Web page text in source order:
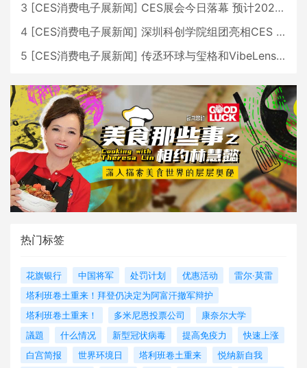
3 [CES消费电子展新闻] CES展会今日落幕 预计2026行业收入将超五千亿美元
4 [CES消费电子展新闻] 深圳科创学院组团亮相CES 广受好评
5 [CES消费电子展新闻] 传丞环球与玺格和VibeLens共同推出全新耳机
热门标签
花旗银行 中国将军 处罚计划 优惠活动
雷尔·莫雷
塔利班卷土重来！拜登仍决定为阿富汗撤军辩护
塔利班卷土重来！
多米尼恩投票公司
康奈尔大学
議題
什么情况 新型冠状病毒 提高免疫力
快速上涨
白宫简报
世界环境日 塔利班卷土重来
悦纳新自我